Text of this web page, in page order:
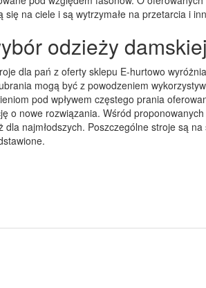
się na ciele i są wytrzymałe na przetarcia i
odzieży damskiej
dla pań z oferty sklepu E-hurtowo
mogą być z powodzeniem
pod wpływem częstego prania
o nowe rozwiązania. Wśród
dla najmłodszych. Poszczególne stroje są